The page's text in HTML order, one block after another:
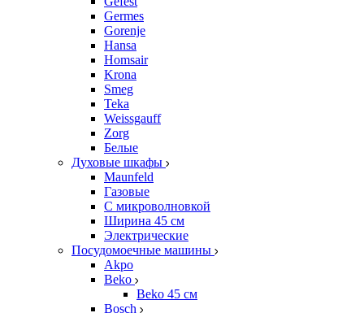
Germes
Gorenje
Hansa
Homsair
Krona
Smeg
Teka
Weissgauff
Zorg
Белые
Духовые шкафы
Maunfeld
Газовые
С микроволновкой
Ширина 45 см
Электрические
Посудомоечные машины
Akpo
Beko
Beko 45 см
Bosch